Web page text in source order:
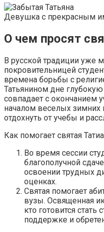
Девушка с прекрасным
О чем просят
В русской традиции уже
покровительницей
времена борьбы с
Татьянином дне
совпадает с окончанием
началом веселых зимних
отдохнуть от учебы и
Как помогает святая
Во время сессии
благополучной
освоении трудных
оценках.
Святая помогает
вузы. Освященная
кто готовится стать
поддержке и